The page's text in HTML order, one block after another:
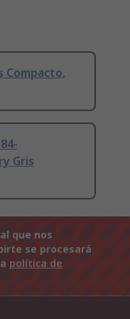
Compacto,
Gris
que nos
se procesará
política de